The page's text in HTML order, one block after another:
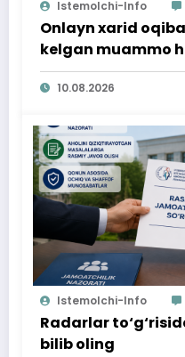
Istemolchi-Info
Onlayn xarid
kelgan muammo
10.08.2026
Istemolchi-Info
Radarlar
bilib oling